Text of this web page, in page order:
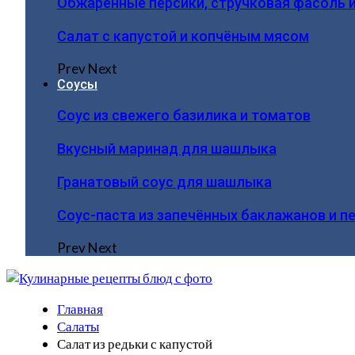
Салат с капустой и копчёным мясом
PrevNext
Соусы
Соус из свежего базилика и томатов
Вкусный маринад для шашлыка
Гранатовый соус для шашлыка
Соус-паста из запечённых баклажанов и
PrevNext
Главная
Салаты
Салат из редьки с капустой